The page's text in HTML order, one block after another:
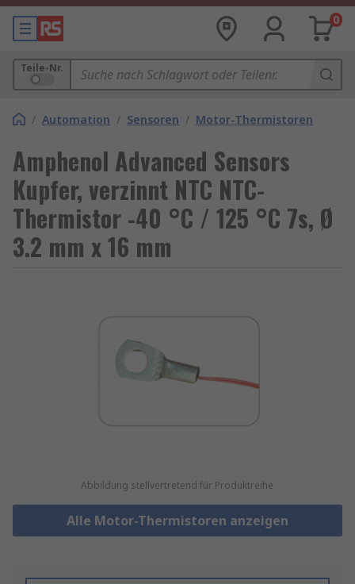
0
Teile-Nr.
/ Automation / Sensoren / Motor-Thermistoren
Amphenol Advanced Sensors
Kupfer, verzinnt NTC NTC-
Thermistor -40 °C / 125 °C 7s, Ø
3.2 mm x 16 mm
Abbildung stellvertretend für Produktreihe
Alle Motor-Thermistoren anzeigen